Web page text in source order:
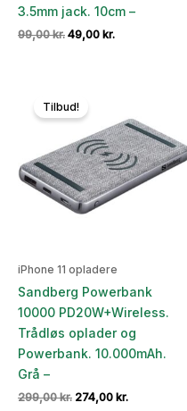
3.5mm jack. 10cm –
99,00kr. Den
49,00 kr.Den
Tilbud!
iPhone 11 opladere
Sandberg Powerbank
10000 PD20W+Wireless.
Trådløs oplader og
Powerbank. 10.000mAh.
Grå –
299,00kr. Den
274,00 kr.